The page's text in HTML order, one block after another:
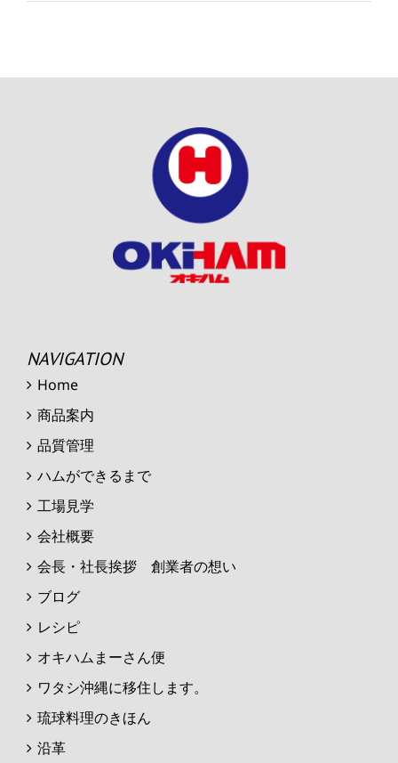
NAVIGATION
Home
商品案内
品質管理
ハムができるまで
工場見学
会社概要
会長・社長挨拶 創業者の想い
ブログ
レシピ
オキハムまーさん便
ワタシ沖縄に移住します。
琉球料理のきほん
沿革